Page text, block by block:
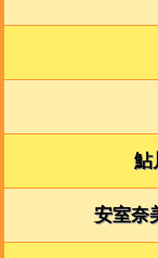
鮎
安室奈